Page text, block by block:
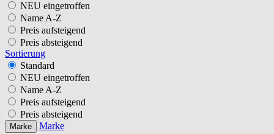
NEU eingetroffen
Name A-Z
Preis aufsteigend
Preis absteigend
Sortierung
Standard
NEU eingetroffen
Name A-Z
Preis aufsteigend
Preis absteigend
Marke Marke